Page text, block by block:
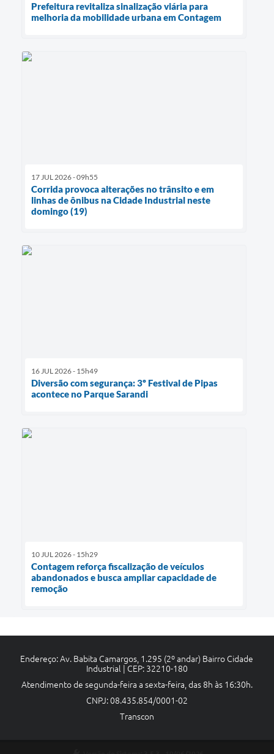
Prefeitura revitaliza sinalização viária para
melhoria da mobilidade urbana em Contagem
17 JUL 2026 - 09h55
Corrida provoca alterações no trânsito e em
linhas de ônibus na Cidade Industrial neste
domingo (19)
16 JUL 2026 - 15h49
Diversão com segurança: 3º Festival de Pipas
acontece no Parque Sarandi
10 JUL 2026 - 15h29
Contagem reforça fiscalização de veículos
abandonados e busca ampliar capacidade de
remoção
Endereço: Av. Babita Camargos, 1.295 (2º andar) Bairro Cidade
Industrial | CEP: 32210-180
Atendimento de segunda-feira a sexta-feira, das 8h às 16:30h.
CNPJ: 08.435.854/0001-02
Transcon